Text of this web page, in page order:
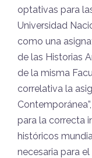
optativas para
Universidad
como una
de las Historias
de la misma
correlativa la
para la correcta
históricos
necesaria para